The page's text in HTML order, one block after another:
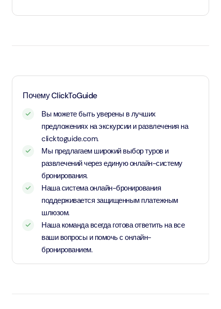
оплачивают взрослый тариф.
Почему ClickToGuide
Вы можете быть уверены в лучших
предложениях на экскурсии и развлечения на
clicktoguide.com.
Мы предлагаем широкий выбор туров и
развлечений через единую онлайн-систему
бронирования.
Наша система онлайн-бронирования
поддерживается защищенным платежным
шлюзом.
Наша команда всегда готова ответить на все
ваши вопросы и помочь с онлайн-
бронированием.